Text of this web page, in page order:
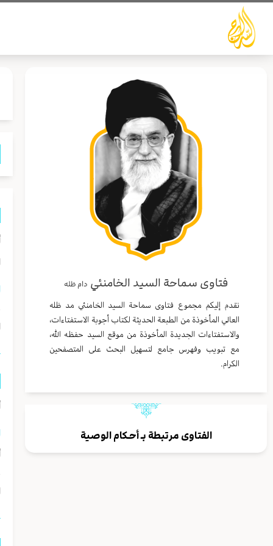
تخطي
المحتوى
فتاوى سماحة السيد الخامنئي دام ظله
نقدم إليكم مجموع فتاوى سماحة السيد الخامنئي مد ظله
العالي المأخوذة من الطبعة الحديثة لكتاب أجوبة الاستفتاءات،
والاستفتاءات الجديدة المأخوذة من موقع السيد حفظه الله،
مع تبويب وفهرس جامع لتسهيل البحث على المتصفحين
الكرام.
الفتاوى مرتبطة بـأحـكام الوصية